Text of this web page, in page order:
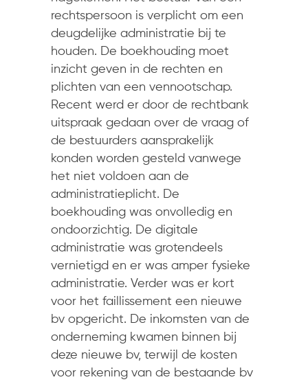
rechtspersoon is verplicht om een
deugdelijke administratie bij te
houden. De boekhouding moet
inzicht geven in de rechten en
plichten van een vennootschap.
Recent werd er door de rechtbank
uitspraak gedaan over de vraag of
de bestuurders aansprakelijk
konden worden gesteld vanwege
het niet voldoen aan de
administratieplicht. De
boekhouding was onvolledig en
ondoorzichtig. De digitale
administratie was grotendeels
vernietigd en er was amper fysieke
administratie. Verder was er kort
voor het faillissement een nieuwe
bv opgericht. De inkomsten van de
onderneming kwamen binnen bij
deze nieuwe bv, terwijl de kosten
voor rekening van de bestaande bv